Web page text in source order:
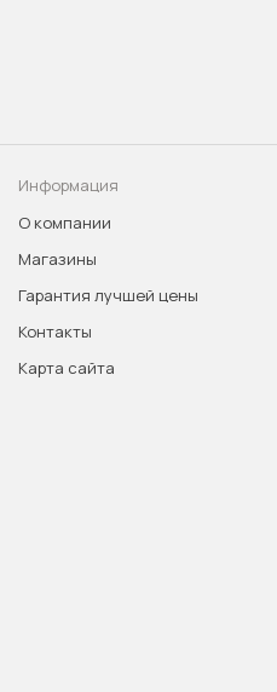
Информация
О компании
Магазины
Гарантия лучшей цены
Контакты
Карта сайта